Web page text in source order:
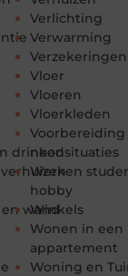
drinken
wand
Verlichting
Verwarming
Verzekeringen
Vloer
Vloeren
Vloerkleden
Voorbereiding
noodsituaties
Werken
hobby
Winkels
Wonen in een
appartement
Woning en